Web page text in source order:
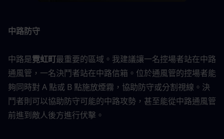
中路防守
中路是霓虹町最重要的區域。我建議讓一名控場者站在中路
通風管，一名決鬥者站在中路信箱。位於通風管的控場者能
夠同時對 A 點或 B 點施放煙霧，協助防守或分割視線。決
鬥者則可以協助防守可能的中路攻勢，甚至能從中路通風管
前進到敵人後方進行伏擊。